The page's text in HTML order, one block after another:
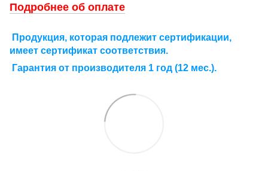
Подробнее об оплате
Продукция, которая подлежит сертификации,
имеет сертификат соответствия.
Гарантия от производителя 1 год (12 мес.).